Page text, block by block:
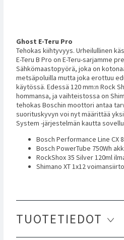
Ghost E-Teru Pro
Tehokas kiihtyvyys. Urheilullinen
E-Teru B Pro on E-Teru-sarjamme
Sähkömaastopyörä, joka on
metsäpoluilla mutta joka erottuu
käytössä. Edessä 120 mm:n Rock
hommansa, ja vaihteistossa on
tehokas Boschin moottori antaa
suorituskyvyn voi nyt määrittää
System -järjestelmän kautta
Bosch Performance Line CX
Bosch PowerTube 750Wh
RockShox 35 Silver 120ml
Shimano XT 1x12 voimansiirto
TUOTETIEDOT